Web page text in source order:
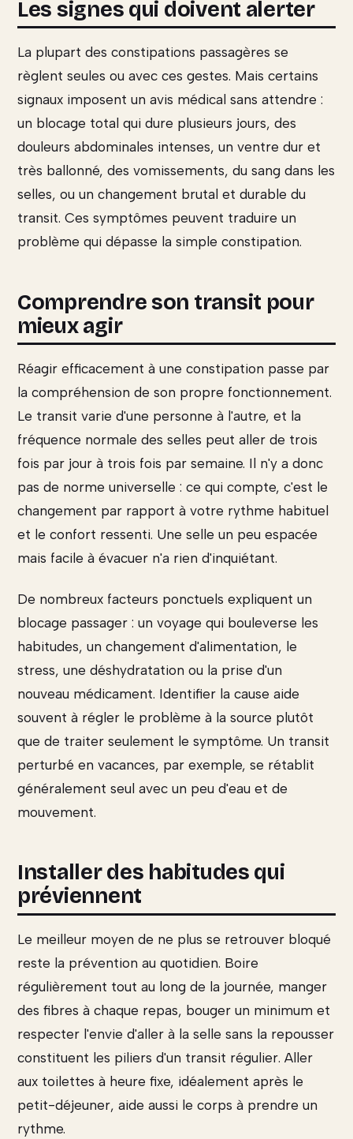
Les signes qui doivent alerter
La plupart des constipations passagères se
règlent seules ou avec ces gestes. Mais certains
signaux imposent un avis médical sans attendre :
un blocage total qui dure plusieurs jours, des
douleurs abdominales intenses, un ventre dur et
très ballonné, des vomissements, du sang dans les
selles, ou un changement brutal et durable du
transit. Ces symptômes peuvent traduire un
problème qui dépasse la simple constipation.
Comprendre son transit pour
mieux agir
Réagir efficacement à une constipation passe par
la compréhension de son propre fonctionnement.
Le transit varie d'une personne à l'autre, et la
fréquence normale des selles peut aller de trois
fois par jour à trois fois par semaine. Il n'y a donc
pas de norme universelle : ce qui compte, c'est le
changement par rapport à votre rythme habituel
et le confort ressenti. Une selle un peu espacée
mais facile à évacuer n'a rien d'inquiétant.
De nombreux facteurs ponctuels expliquent un
blocage passager : un voyage qui bouleverse les
habitudes, un changement d'alimentation, le
stress, une déshydratation ou la prise d'un
nouveau médicament. Identifier la cause aide
souvent à régler le problème à la source plutôt
que de traiter seulement le symptôme. Un transit
perturbé en vacances, par exemple, se rétablit
généralement seul avec un peu d'eau et de
mouvement.
Installer des habitudes qui
préviennent
Le meilleur moyen de ne plus se retrouver bloqué
reste la prévention au quotidien. Boire
régulièrement tout au long de la journée, manger
des fibres à chaque repas, bouger un minimum et
respecter l'envie d'aller à la selle sans la repousser
constituent les piliers d'un transit régulier. Aller
aux toilettes à heure fixe, idéalement après le
petit-déjeuner, aide aussi le corps à prendre un
rythme.